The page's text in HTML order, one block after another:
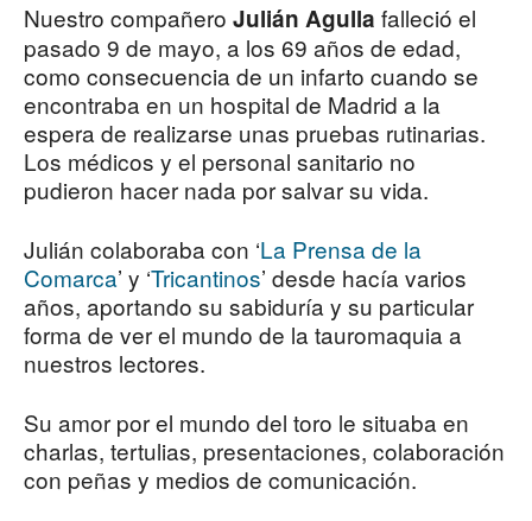
Nuestro compañero Julián Agulla falleció el
pasado 9 de mayo, a los 69 años de edad,
como consecuencia de un infarto cuando se
encontraba en un hospital de Madrid a la
espera de realizarse unas pruebas rutinarias.
Los médicos y el personal sanitario no
pudieron hacer nada por salvar su vida.
Julián colaboraba con ‘La Prensa de la
Comarca’ y ‘Tricantinos’ desde hacía varios
años, aportando su sabiduría y su particular
forma de ver el mundo de la tauromaquia a
nuestros lectores.
Su amor por el mundo del toro le situaba en
charlas, tertulias, presentaciones, colaboración
con peñas y medios de comunicación.